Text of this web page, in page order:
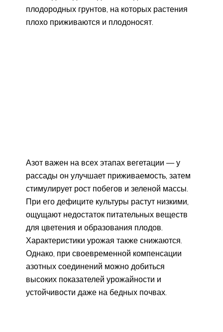
плодородных грунтов, на которых растения
плохо приживаются и плодоносят.
Азот важен на всех этапах вегетации — у
рассады он улучшает приживаемость, затем
стимулирует рост побегов и зеленой массы.
При его дефиците культуры растут низкими,
ощущают недостаток питательных веществ
для цветения и образования плодов.
Характеристики урожая также снижаются.
Однако, при своевременной компенсации
азотных соединений можно добиться
высоких показателей урожайности и
устойчивости даже на бедных почвах.